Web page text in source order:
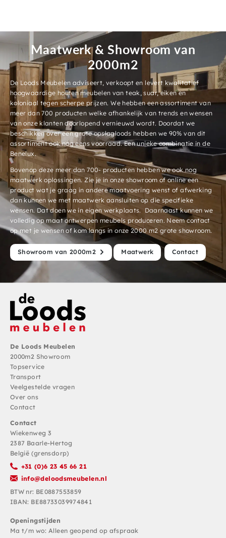
Maatwerk & Showroom van
2000m2
De Loods Meubelen adviseert, verkoopt en levert kwalitatief
hoogwaardige houten meubelen van teak, suar, eiken en
koloniaal tegen scherpe prijzen. We hebben een assortiment van
meer dan 700 producten welke afhankelijk van trends en wensen
van onze klanten doorlopend vernieuwd wordt. Doordat we
beschikken over een grote opslagloods hebben we 90% van dit
assortiment ook nog eens voorraad. Een unieke combinatie in de
Benelux.
Bovenop deze meer dan 700- producten hebben we ook nog
maatwerk oplossingen. Zie je in onze showroom of online een
product wat je graag in andere maatvoering wenst of afwerking
dan kunnen we met maatwerk aansluiten op die specifieke
wensen. Dat doen we in eigen werkplaats. Daarnaast kunnen we
volledig op maat ontwerpen meubels produceren. Neem contact
op met je wensen of kom langs in onze 2000 m2 grote showroom.
Showroom van 2000m2 Maatwerk Contact
De Loods Meubelen
2000m2 Showroom
Topservice
Transport
Veelgestelde vragen
Over ons
Contact
Contact
Wiekenweg 3
2387 Baarle-Hertog
België (grensdorp)
+31 (0)6 23 45 66 21
info@deloodsmeubelen.nl
BTW nr: BE0887553859
IBAN: BE88733039974841
Openingstijden
Ma t/m wo: Alleen geopend op afspraak